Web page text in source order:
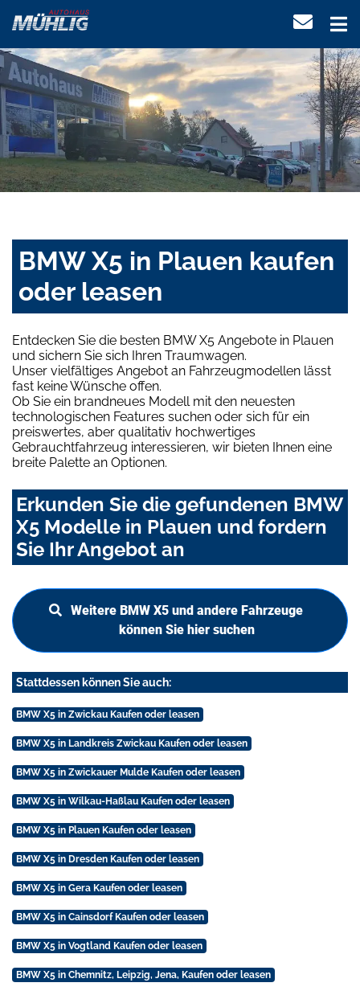
BMW X5 in Plauen kaufen
oder leasen
Entdecken Sie die besten BMW X5 Angebote in Plauen
und sichern Sie sich Ihren Traumwagen.
Unser vielfältiges Angebot an Fahrzeugmodellen lässt
fast keine Wünsche offen.
Ob Sie ein brandneues Modell mit den neuesten
technologischen Features suchen oder sich für ein
preiswertes, aber qualitativ hochwertiges
Gebrauchtfahrzeug interessieren, wir bieten Ihnen eine
breite Palette an Optionen.
Erkunden Sie die gefundenen BMW
X5 Modelle in Plauen und fordern
Sie Ihr Angebot an
Weitere BMW X5 und andere Fahrzeuge
können Sie hier suchen
Stattdessen können Sie auch:
BMW X5 in Zwickau Kaufen oder leasen
BMW X5 in Landkreis Zwickau Kaufen oder leasen
BMW X5 in Zwickauer Mulde Kaufen oder leasen
BMW X5 in Wilkau-Haßlau Kaufen oder leasen
BMW X5 in Plauen Kaufen oder leasen
BMW X5 in Dresden Kaufen oder leasen
BMW X5 in Gera Kaufen oder leasen
BMW X5 in Cainsdorf Kaufen oder leasen
BMW X5 in Vogtland Kaufen oder leasen
BMW X5 in Chemnitz, Leipzig, Jena, Kaufen oder leasen